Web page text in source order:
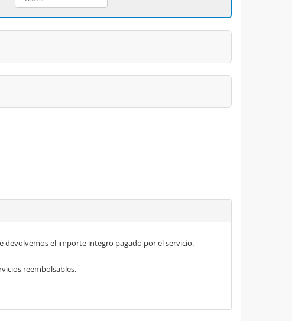
devolvemos el importe integro pagado por el servicio.
reembolsables.